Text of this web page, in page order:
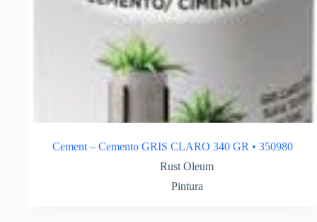
Cement – Cemento GRIS CLARO 340 GR • 350980
Rust Oleum
Pintura